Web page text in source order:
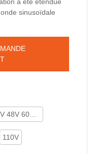
sinusoïdale
110V